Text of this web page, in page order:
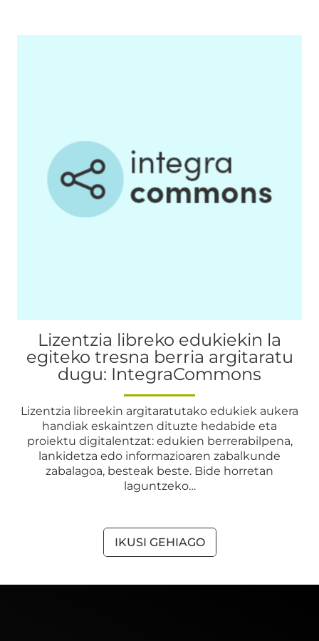
Lizentzia libreko edukiekin la
egiteko tresna berria argitaratu
dugu: IntegraCommons
Lizentzia libreekin argitaratutako edukiek aukera
handiak eskaintzen dituzte hedabide eta
proiektu digitalentzat: edukien berrerabilpena,
lankidetza edo informazioaren zabalkunde
zabalagoa, besteak beste. Bide horretan
laguntzeko…
IKUSI GEHIAGO